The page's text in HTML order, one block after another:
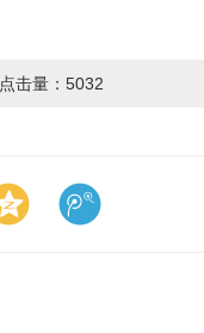
点击量：5032